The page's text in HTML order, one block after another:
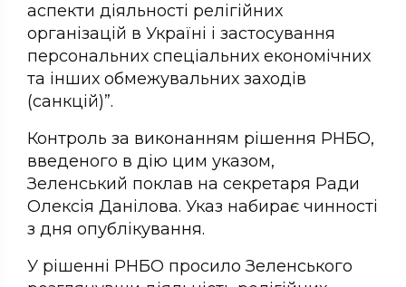
аспекти діяльності релігійних
організацій в Україні і застосування
персональних спеціальних економічних
та інших обмежувальних заходів
(санкцій)”.
Контроль за виконанням рішення РНБО,
введеного в дію цим указом,
Зеленський поклав на секретаря Ради
Олексія Данілова. Указ набирає чинності
з дня опублікування.
У рішенні РНБО просило Зеленського